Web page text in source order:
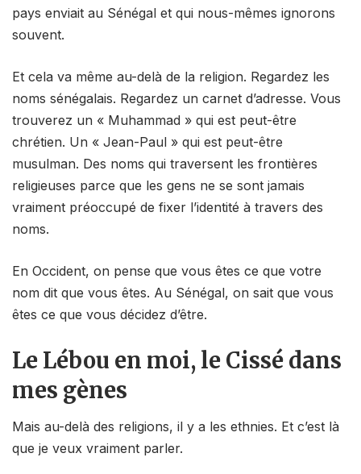
pays enviait au Sénégal et qui nous-mêmes ignorons
souvent.
Et cela va même au-delà de la religion. Regardez les
noms sénégalais. Regardez un carnet d’adresse. Vous
trouverez un « Muhammad » qui est peut-être
chrétien. Un « Jean-Paul » qui est peut-être
musulman. Des noms qui traversent les frontières
religieuses parce que les gens ne se sont jamais
vraiment préoccupé de fixer l’identité à travers des
noms.
En Occident, on pense que vous êtes ce que votre
nom dit que vous êtes. Au Sénégal, on sait que vous
êtes ce que vous décidez d’être.
Le Lébou en moi, le Cissé dans
mes gènes
Mais au-delà des religions, il y a les ethnies. Et c’est là
que je veux vraiment parler.